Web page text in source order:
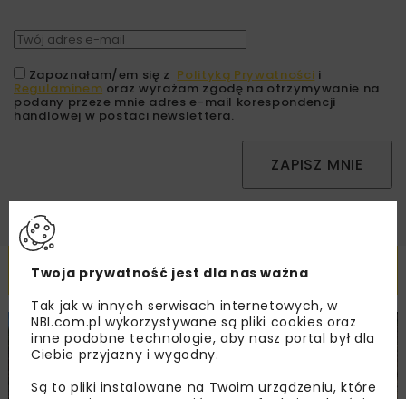
Zapoznałam/em się z Polityką Prywatności i
Regulaminem oraz wyrażam zgodę na otrzymywanie na
podany przeze mnie adres e-mail korespondencji
handlowej w postaci newslettera.
ZAPISZ MNIE
Powiązane artykuły
BUDOWNICTWO DROGI WYDARZENIA
Twoja prywatność jest dla nas ważna
Tak jak w innych serwisach internetowych, w
NBI.com.pl wykorzystywane są pliki cookies oraz
inne podobne technologie, aby nasz portal był dla
Ciebie przyjazny i wygodny.
Są to pliki instalowane na Twoim urządzeniu, które